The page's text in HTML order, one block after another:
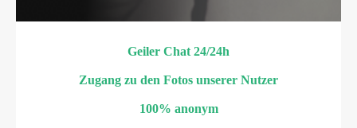
Geiler Chat 24/24h
Zugang zu den Fotos unserer Nutzer
100% anonym